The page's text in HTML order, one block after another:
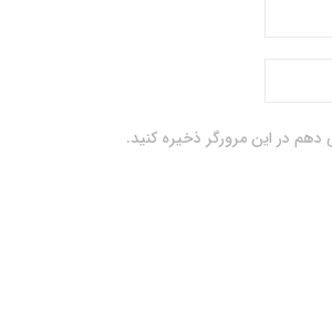
در این مرورگر ذخیره کنید.